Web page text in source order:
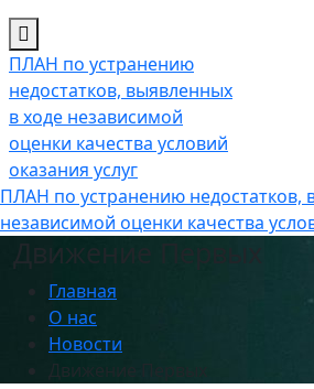
ПЛАН по устранению
недостатков, выявленных
в ходе независимой
оценки качества условий
оказания услуг
ПЛАН по устранению недостатков,
независимой оценки качества
Движение Первых
Главная
О нас
Новости
Движение Первых